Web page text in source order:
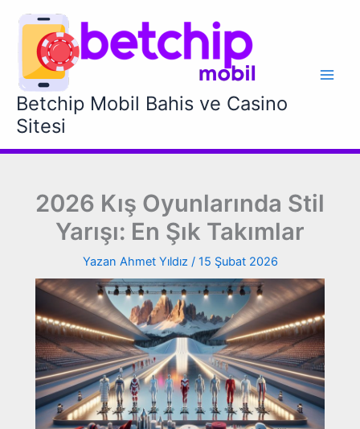
Betchip Mobil Bahis ve Casino
Sitesi
2026 Kış Oyunlarında Stil
Yarışı: En Şık Takımlar
Yazan Ahmet Yıldız / 15 Şubat 2026